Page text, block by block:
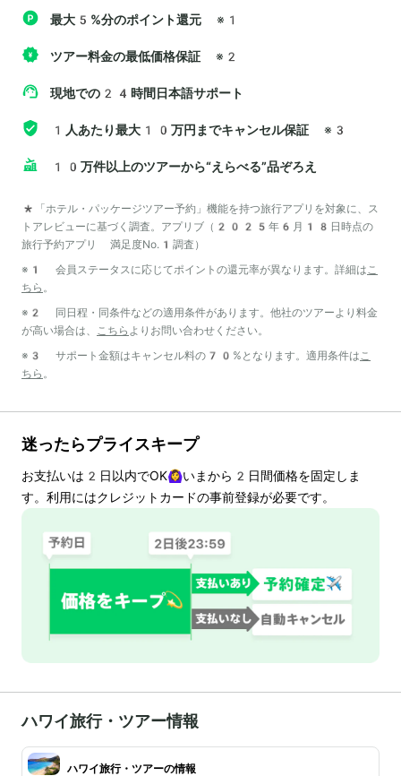
最大5%分のポイント還元 ※1
ツアー料金の最低価格保証 ※2
現地での24時間日本語サポート
1人あたり最大10万円までキャンセル保証 ※3
10万件以上のツアーから“えらべる”品ぞろえ
*「ホテル・パッケージツアー予約」機能を持つ旅行アプリを対象に、ス
トアレビューに基づく調査。アプリブ（2025年6月18日時点の
旅行予約アプリ 満足度No.1調査）
※1 会員ステータスに応じてポイントの還元率が異なります。詳細は こ
ちら 。
※2 同日程・同条件などの適用条件があります。他社のツアーより料金
が高い場合は、
こちら よりお問い合わせください。
※3 サポート金額はキャンセル料の70%となります。適用条件は こ
ちら 。
迷ったらプライスキープ
お支払いは 2 日以内でOK🙆‍♀️いまから 2 日間価格を固定しま
す。利用にはクレジットカードの事前登録が必要です。
ハワイ旅行・ツアー情報
ハワイ旅行・ツアーの情報